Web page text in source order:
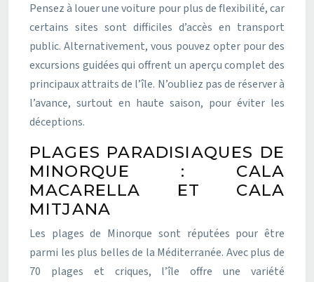
Pensez à louer une voiture pour plus de flexibilité, car
certains sites sont difficiles d’accès en transport
public. Alternativement, vous pouvez opter pour des
excursions guidées qui offrent un aperçu complet des
principaux attraits de l’île. N’oubliez pas de réserver à
l’avance, surtout en haute saison, pour éviter les
déceptions.
PLAGES PARADISIAQUES DE
MINORQUE : CALA
MACARELLA ET CALA
MITJANA
Les plages de Minorque sont réputées pour être
parmi les plus belles de la Méditerranée. Avec plus de
70 plages et criques, l’île offre une variété